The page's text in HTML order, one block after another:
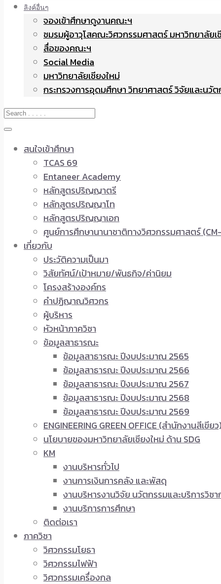
ลิงค์อื่นๆ
จองเข้าศึกษาดูงานคณะฯ
ชมรมผู้อาวุโสคณะวิศวกรรมศาสตร์ มหาวิทยาลัยเ
สื่อของคณะฯ
Social Media
มหาวิทยาลัยเชียงใหม่
กระทรวงการอุดมศึกษา วิทยาศาสตร์ วิจัยและนวั
สนใจเข้าศึกษา
TCAS 69
Entaneer Academy
หลักสูตรปริญญาตรี
หลักสูตรปริญญาโท
หลักสูตรปริญญาเอก
ศูนย์การศึกษานานาชาติทางวิศวกรรมศาสตร์
เกี่ยวกับ
ประวัติความเป็นมา
วิสัยทัศน์/เป้าหมาย/พันธกิจ/ค่านิยม
โครงสร้างองค์กร
คำปฏิญาณวิศวกร
ผู้บริหาร
หัวหน้าภาควิชา
ข้อมูลสาธารณะ
ข้อมูลสาธารณะ ปีงบประมาณ 2565
ข้อมูลสาธารณะ ปีงบประมาณ 2566
ข้อมูลสาธารณะ ปีงบประมาณ 2567
ข้อมูลสาธารณะ ปีงบประมาณ 2568
ข้อมูลสาธารณะ ปีงบประมาณ 2569
ENGINEERING GREEN OFFICE (สำนักงานสีเขีย
นโยบายของมหาวิทยาลัยเชียงใหม่ ด้าน SDG
KM
งานบริหารทั่วไป
งานการเงินการคลัง และพัสดุ
งานบริหารงานวิจัย นวัตกรรมและบริการวิชา
งานบริการการศึกษา
ติดต่อเรา
ภาควิชา
วิศวกรรมโยธา
วิศวกรรมไฟฟ้า
วิศวกรรมเครื่องกล